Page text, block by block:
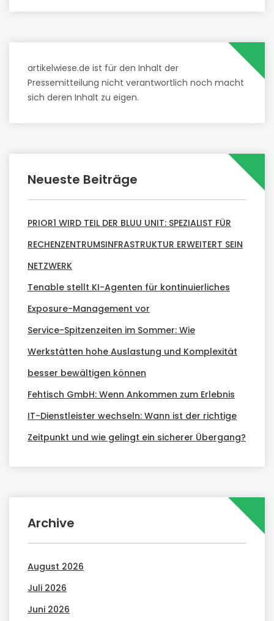
artikelwiese.de ist für den Inhalt der
Pressemitteilung nicht verantwortlich noch macht
sich deren Inhalt zu eigen.
Neueste Beiträge
PRIOR1 WIRD TEIL DER BLUU UNIT: SPEZIALIST FÜR
RECHENZENTRUMSINFRASTRUKTUR ERWEITERT SEIN
NETZWERK
Tenable stellt KI-Agenten für kontinuierliches
Exposure-Management vor
Service-Spitzenzeiten im Sommer: Wie
Werkstätten hohe Auslastung und Komplexität
besser bewältigen können
Fehtisch GmbH: Wenn Ankommen zum Erlebnis
IT-Dienstleister wechseln: Wann ist der richtige
Zeitpunkt und wie gelingt ein sicherer Übergang?
Archive
August 2026
Juli 2026
Juni 2026